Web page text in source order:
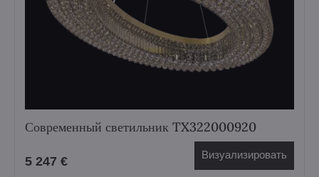
Современный светильник TX322000920
5 247 € Визуализировать